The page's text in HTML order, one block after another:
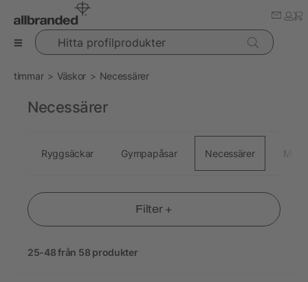
Hitta profilprodukter
timmar Väskor Necessärer
Filter +
25-48 från 58 produkter
Necessärer
Ryggsäckar Gympapåsar Necessärer